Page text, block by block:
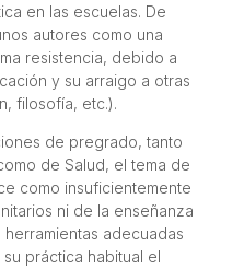
en las escuelas. De
autores como una
resistencia, debido a
y su arraigo a otras
filosofí­a, etc.).
de pregrado, tanto
de Salud, el tema de
como insuficientemente
ni de la enseñanza
adecuadas
práctica habitual el